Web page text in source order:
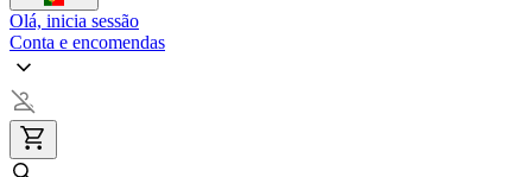
Olá, inicia sessão
Conta e encomendas